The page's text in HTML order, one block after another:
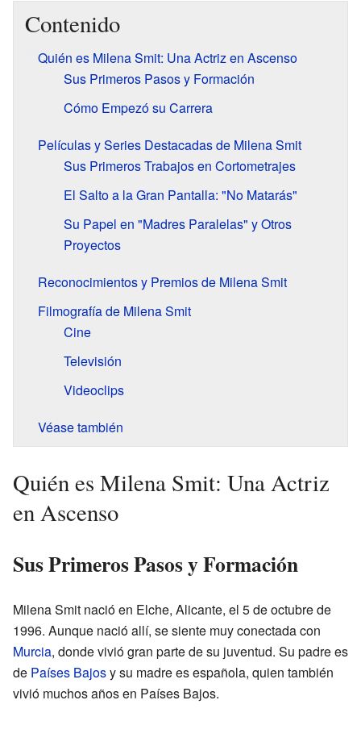
Contenido
Quién es Milena Smit: Una Actriz en Ascenso
Sus Primeros Pasos y Formación
Cómo Empezó su Carrera
Películas y Series Destacadas de Milena Smit
Sus Primeros Trabajos en Cortometrajes
El Salto a la Gran Pantalla: "No Matarás"
Su Papel en "Madres Paralelas" y Otros
Proyectos
Reconocimientos y Premios de Milena Smit
Filmografía de Milena Smit
Cine
Televisión
Videoclips
Véase también
Quién es Milena Smit: Una Actriz
en Ascenso
Sus Primeros Pasos y Formación
Milena Smit nació en Elche, Alicante, el 5 de octubre de
1996. Aunque nació allí, se siente muy conectada con
Murcia, donde vivió gran parte de su juventud. Su padre es
de Países Bajosy su madre es española, quien también
vivió muchos años en Países Bajos.